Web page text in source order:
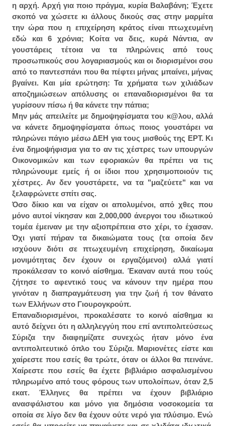
η αρχή. Αρχή για ποιο πράγμα, κυρία Βαλαβάνη; Έχετε
σκοπό να χώσετε κι άλλους δικούς σας στην μαρμίτα
την ώρα που η επιχείρηση κράτος είναι πτωχευμένη
εδώ και 6 χρόνια; Κοίτα να δεις, κυρά Νάντια, αν
γουστάρεις τέτοια να τα πληρώνεις από τους
προσωπικούς σου λογαριασμούς και οι διορισμένοι σου
από το παντεσπάνι που θα πέφτει μήνας μπαίνει, μήνας
βγαίνει. Και μία ερώτηση: Τα χρήματα των χιλιάδων
αποζημιώσεων απόλυσης οι επαναδιορισμένοι θα τα
γυρίσουν πίσω ή θα κάνετε την πάπια;
Μην μάς απειλείτε με δημοψηφίσματα του κ@λου, αλλά
να κάνετε δημοψηφίσματα όπως ποιος γουστάρει να
πληρώνει πάγιο μέσω ΔΕΗ για τους μισθούς της ΕΡΤ. Κι
ένα δημοψήφισμα για το αν τις χέστρες των υπουργών
Οικονομικών και των εφοριακών θα πρέπει να τις
πληρώνουμε εμείς ή οι ίδιοι που χρησιμοποιούν τις
χέστρες. Αν δεν γουστάρετε, να τα "μαζεύετε" και να
ξελαφρώνετε σπίτι σας.
Όσο δίκιο και να είχαν οι απολυμένοι, από χθες που
μόνο αυτοί νίκησαν και 2,000,000 άνεργοι του ιδιωτικού
τομέα έμειναν με την αξιοπρέπεια στο χέρι, το έχασαν.
Όχι γιατί πήραν τα δικαιώματα τους (τα οποία δεν
ισχύουν διότι σε πτωχευμένη επιχείρηση, δικαίωμα
μονιμότητας δεν έχουν οι εργαζόμενοι) αλλά γιατί
προκάλεσαν το κοινό αίσθημα. Έκαναν αυτά που τούς
ζήτησε το αφεντικό τους να κάνουν την ημέρα που
γινόταν η διαπραγμάτευση για την ζωή ή τον θάνατο
των Ελλήνων στο Γιουρογκρούπ.
Επαναδιορισμένοι, προκαλέσατε το κοινό αίσθημα κι
αυτό δείχνει ότι η αλληλεγγύη που επί αντιπολιτεύσεως
Σύριζα την διαφημίζατε συνεχώς ήταν μόνο ένα
αντιπολιτευτικό όπλο του Σύριζα. Μαριονέτες είστε και
χαίρεστε που εσείς θα τρώτε, όταν οι άλλοι θα πεινάνε.
Χαίρεστε που εσείς θα έχετε βιβλιάριο ασφαλισμένου
πληρωμένο από τους φόρους των υπολοίπων, όταν 2,5
εκατ. Έλληνες θα πρέπει να έχουν βιβλιάριο
ανασφάλιστου και μόνο για δημόσια νοσοκομεία τα
οποία σε λίγο δεν θα έχουν ούτε νερό για πλύσιμο. Ενώ